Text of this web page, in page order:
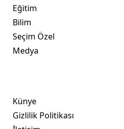
Eğitim
Bilim
Seçim Özel
Medya
Künye
Gizlilik Politikası